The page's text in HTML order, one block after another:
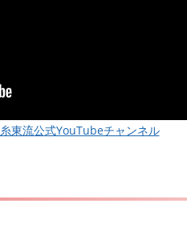
糸東流公式YouTubeチャンネル